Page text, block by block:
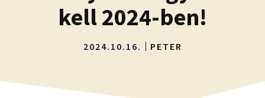
kell 2024-ben!
2024.10.16. PETER